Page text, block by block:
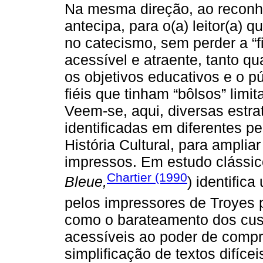
Na mesma direção, ao
antecipa, para o(a) leitor(a)
no catecismo, sem perder a
acessível e atraente, tanto
os objetivos educativos e o
fiéis que tinham “bôlsos”
Veem-se, aqui, diversas
identificadas em diferentes
História Cultural, para
impressos. Em estudo
Bleue,Chartier (1990) identifica
pelos impressores de Troyes
como o barateamento dos
acessíveis ao poder de
simplificação de textos